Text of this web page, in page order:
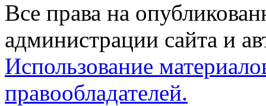
Все права на
администрации сайта и
Использование
правообладателей.